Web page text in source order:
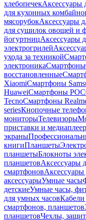
хлебопечекАксессуары
для кухонных
мясорубокАксессуары
для сушилок овощей и
йогуртницАксессуары
электрогрилей
ухода за техникой
электроникаСмартфоны
восстановленные
XiaomiСмартфоны
HuaweiСмартфоны
TecnoСмартфоны
seriesКнопочные
мониторыТелевизоры
приставки и
экраны
книгиПланшеты
планшетыБлокноты
планшетовАксессуары
смартфонов
аксессуарыУмные часы
детскиеУмные часы,
для умных часовКабели
смартфонов, планшетов
планшетовЧехлы,